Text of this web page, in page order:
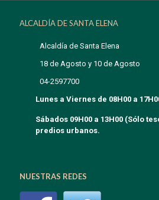
ALCALDÍA DE SANTA ELENA
Alcaldía de Santa Elena
18 de Agosto y 10 de Agosto
04-2597700
Lunes a Viernes de 08H00 a
Sábados 09H00 a 13H00 (Sólo
predios urbanos.
NUESTRAS REDES